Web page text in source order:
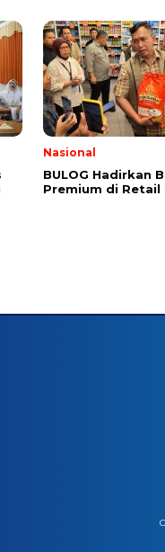
Nasional
BULOG Hadirkan
Premium di Retail